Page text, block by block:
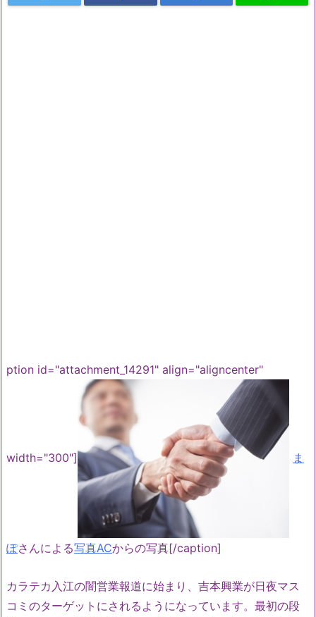
ption id="attachment_14291" align="aligncenter"
width="300"] ま
ぽさんによる写真ACからの写真[/caption]
カラテカ入江の闇営業報道に始まり、吉本興業が日夜マス
コミのターゲットにされるようになっています。最初の段